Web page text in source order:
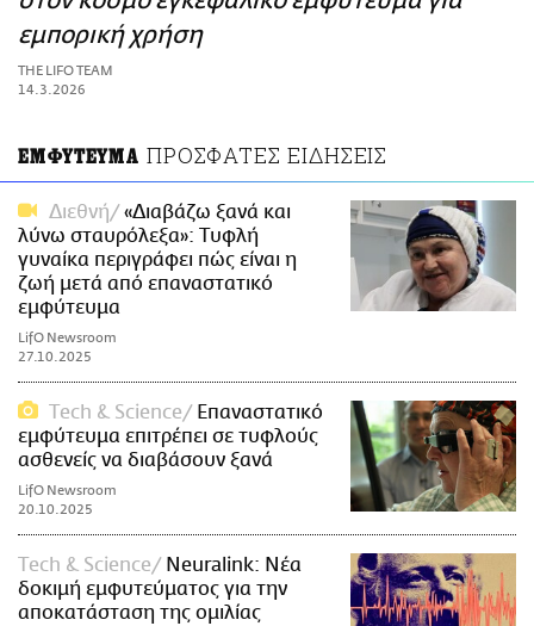
ΑΜΠΑ
PRINT
εμπορική χρήση
THE LIFO TEAM
14.3.2026
ΕΜΦΥΤΕΥΜΑ ΠΡΟΣΦΑΤΕΣ ΕΙΔΗΣΕΙΣ
Διεθνή
«Διαβάζω ξανά και
λύνω σταυρόλεξα»: Τυφλή
γυναίκα περιγράφει πώς είναι η
ζωή μετά από επαναστατικό
εμφύτευμα
LifO Newsroom
27.10.2025
Τech & Science
Επαναστατικό
εμφύτευμα επιτρέπει σε τυφλούς
ασθενείς να διαβάσουν ξανά
LifO Newsroom
20.10.2025
Τech & Science
Neuralink: Νέα
δοκιμή εμφυτεύματος για την
αποκατάσταση της ομιλίας